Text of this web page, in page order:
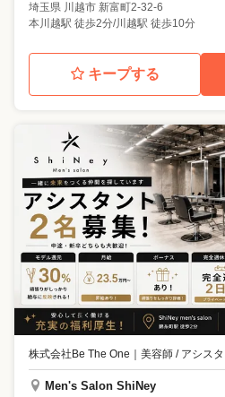
埼玉県 川越市 新富町2-32-6
本川越駅 徒歩2分/川越駅 徒歩10分
キープする
株式会社Be The One ｜ 美容師 / アシスタ
Men's Salon ShiNey